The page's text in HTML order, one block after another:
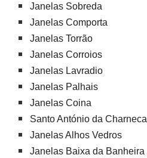
Janelas Sobreda
Janelas Comporta
Janelas Torrão
Janelas Corroios
Janelas Lavradio
Janelas Palhais
Janelas Coina
Santo António da Charneca
Janelas Alhos Vedros
Janelas Baixa da Banheira